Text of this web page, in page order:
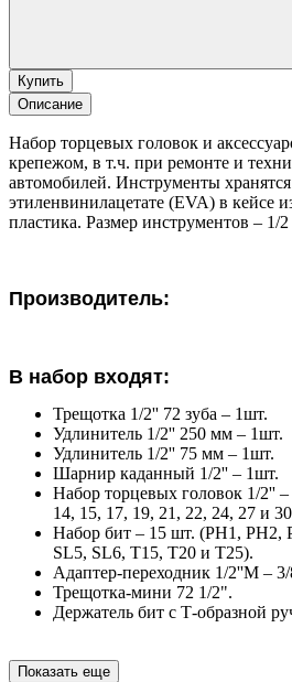
Купить
Описание
Набор торцевых головок и
крепежом, в т.ч. при ремонте и
автомобилей. Инструменты
этиленвинилацетате (EVA) в кейсе
пластика. Размер инструментов – 1/
Производитель:
В набор входят:
Трещотка 1/2'' 72 зуба – 1шт.
Удлинитель 1/2'' 250 мм – 1шт.
Удлинитель 1/2'' 75 мм – 1шт.
Шарнир каданный 1/2'' – 1шт.
Набор торцевых головок 1/2''
14, 15, 17, 19, 21, 22, 24, 27 и
Набор бит – 15 шт. (PH1, PH2,
SL5, SL6, T15, T20 и T25).
Адаптер-переходник 1/2''M – 3/
Трещотка-мини 72 1/2".
Держатель бит с Т-образной
Показать еще